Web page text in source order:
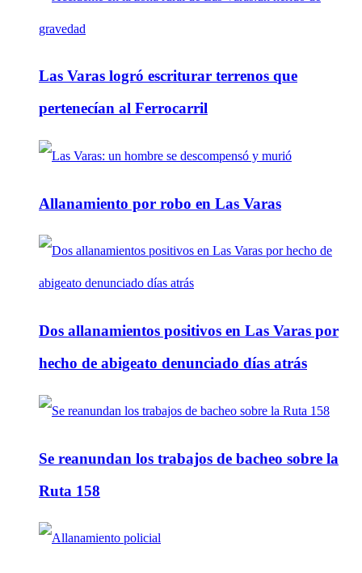
Las Varas logró escriturar terrenos que
pertenecían al Ferrocarril
Allanamiento por robo en Las Varas
Dos allanamientos positivos en Las Varas por
hecho de abigeato denunciado días atrás
Se reanundan los trabajos de bacheo sobre la
Ruta 158